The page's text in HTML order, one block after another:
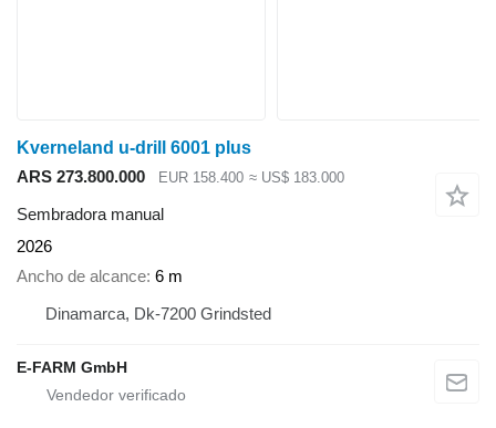
Kverneland u-drill 6001 plus
ARS 273.800.000
EUR 158.400 ≈ US$ 183.000
Sembradora manual
2026
Ancho de alcance 6 m
Dinamarca, Dk-7200 Grindsted
E-FARM GmbH